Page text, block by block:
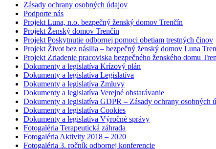
Zásady ochrany osobných údajov
Podporte nás
Projekt Luna, n.o. bezpečný ženský domov Trenčín
Projekt Ženský domov Trenčín
Projekt Poskytnutie odbornej pomoci obetiam trestných činov
Projekt Život bez násilia – bezpečný ženský domov Luna
Projekt Zriadenie pracoviska bezpečného ženského domu
Dokumenty a legislatíva Krízový plán
Dokumenty a legislatíva Legislatíva
Dokumenty a legislatíva Zmluvy
Dokumenty a legislatíva Verejné obstarávanie
Dokumenty a legislatíva GDPR – Zásady ochrany osobných
Dokumenty a legislatíva Cookies
Dokumenty a legislatíva Výročné správy
Fotogaléria Terapeutická záhrada
Fotogaléria Aktivity 2018 – 2020
Fotogaléria 3. ročník odbornej konferencie